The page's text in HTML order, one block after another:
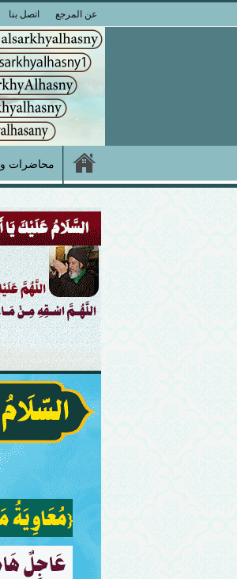
عن المرجع اتصل بنا
محاضرات